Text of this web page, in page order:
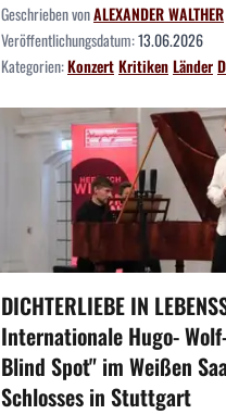
Geschrieben vonALEXANDER WALTHER
Veröffentlichungsdatum:13.06.2026
Kategorien:KonzertKritikenLänder
DICHTERLIEBE IN
Internationale Hugo-
Blind Spot" im Weißen
Schlosses in Stuttgart